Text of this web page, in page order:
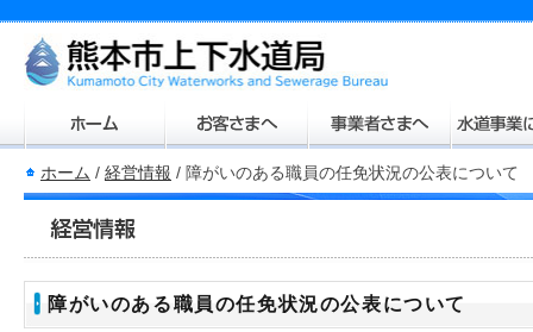
ホーム / 経営情報 / 障がいのある職員の任免状況の公表について
障がいのある職員の任免状況の公表について